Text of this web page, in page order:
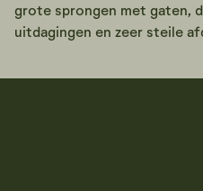
grote sprongen met gaten,
uitdagingen en zeer steile